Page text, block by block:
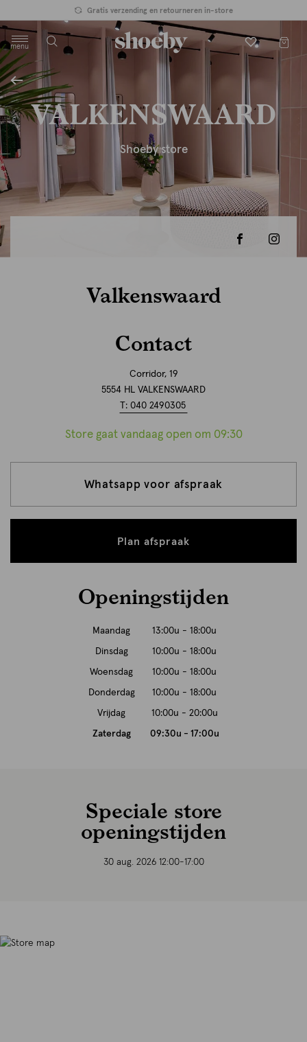
Gratis verzending en retourneren in-store
menu
label.header.toggle
VALKENSWAARD
Shoeby store
Valkenswaard
Contact
Corridor, 19
5554 HL VALKENSWAARD
T: 040 2490305
Store gaat vandaag open om 09:30
Whatsapp voor afspraak
Plan afspraak
Openingstijden
Maandag 13:00u - 18:00u
Dinsdag 10:00u - 18:00u
Woensdag 10:00u - 18:00u
Donderdag 10:00u - 18:00u
Vrijdag 10:00u - 20:00u
Zaterdag 09:30u - 17:00u
Speciale store
openingstijden
30 aug. 2026 12:00-17:00